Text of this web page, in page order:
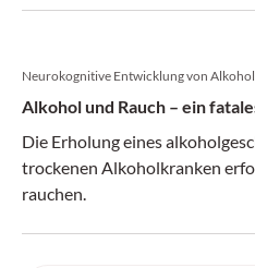
Neurokognitive Entwicklung von
Alkohol und Rauch – ein
Die Erholung eines
trockenen Alkoholkranken
rauchen.